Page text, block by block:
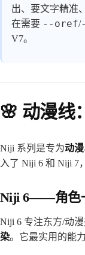
出、要文字精准
在需要 --oref/
V7。
🌸 动漫线
Niji 系列是专为动
入了 Niji 6 和 Niji 7
Niji 6——角色
Niji 6 专注东方/动
染。它最实用的能力